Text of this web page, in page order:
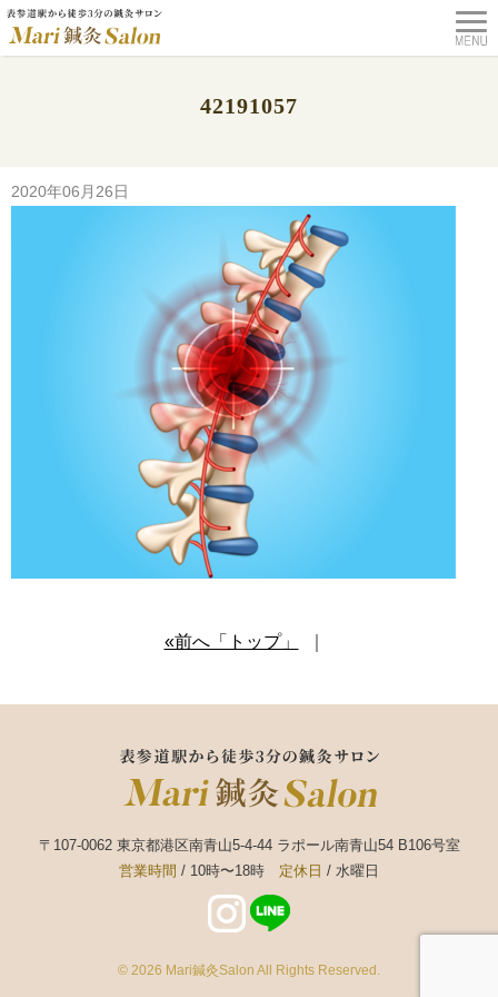
42191057
2020年06月26日
«前へ「トップ」
〒107-0062 東京都港区南青山5-4-44 ラポール南青山54 B106号室
営業時間 / 10時〜18時 定休日 / 水曜日
© 2026 Mari鍼灸Salon All Rights Reserved.